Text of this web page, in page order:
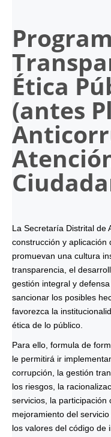
Ética
(antes
La Secretaría Distrital de
construcción y aplicación
promuevan una cultura
transparencia, el
gestión integral y
sancionar los posibles
favorezca la
ética de lo público.
Para ello, formula de
le permitirá ir
corrupción, la gestión
los riesgos, la
servicios, la participación
mejoramiento del
los valores del código de